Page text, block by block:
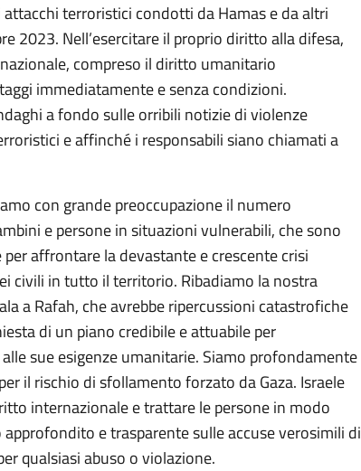
terroristici condotti da Hamas e da altri
2023. Nell’esercitare il proprio diritto alla difesa,
compreso il diritto umanitario
immediatamente e senza condizioni.
a fondo sulle orribili notizie di violenze
e affinché i responsabili siano chiamati a
con grande preoccupazione il numero
e persone in situazioni vulnerabili, che sono
affrontare la devastante e crescente crisi
civili in tutto il territorio. Ribadiamo la nostra
a Rafah, che avrebbe ripercussioni catastrofiche
di un piano credibile e attuabile per
sue esigenze umanitarie. Siamo profondamente
il rischio di sfollamento forzato da Gaza. Israele
internazionale e trattare le persone in modo
e trasparente sulle accuse verosimili di
qualsiasi abuso o violazione.